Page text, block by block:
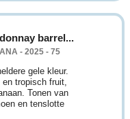
barrel...
- 2025 - 75
gele kleur.
tropisch fruit,
Tonen van
en tenslotte